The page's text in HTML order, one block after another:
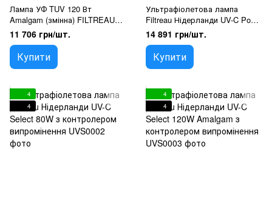
Лампа УФ TUV 120 Вт
Amalgam (змінна) FILTREAU
(PHILIPS)
11 706 грн/шт.
Купити
Ультрафіолетова лампа
Filtreau Нідерланди UV-C Pool
Basic 80W PHILIPS
14 891 грн/шт.
Купити
4
4
4
4